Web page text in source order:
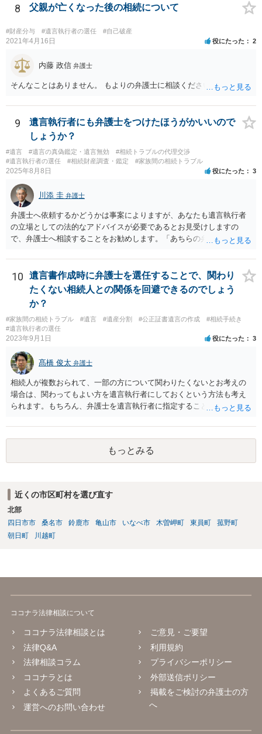
を依頼されるのも悪くはありませんが、感情的な理由が強いと思いま
8 父親が亡くなった後の相続について
#財産分与 #遺言執行者の選任 #自己破産
2021年4月16日 役にたった 2
内藤 政信 弁護士
そんなことはありません。 もよりの弁護士に相談ください。
9
遺言執行者にも弁護士をつけたほうがかいいので
しょうか？
#遺言 #遺言の真偽鑑定・遺言無効
#相続トラブルの代理交渉
#遺言執行者の選任
#相続財産調査・鑑定 #家族間の相続トラブル
2025年8月8日 役にたった 3
川添 圭 弁護士
弁護士へ依頼するかどうかは事案によりますが、あなたも遺言執行者
の立場としての法的なアドバイスが必要であるとお見受けしますの
で、弁護士へ相談することをお勧めします。「あちらの弁護士」（元
誘導しかしてこないと思います。
10
遺言書作成時に弁護士を選任することで、関わり
たくない相続人との関係を回避できるのでしょう
か？
#家族間の相続トラブル #遺言 #遺産分割 #公正証書遺言の作成
#相続手続き
#遺言執行者の選任
2023年9月1日 役にたった 3
髙橋 俊太 弁護士
相続人が複数おられて、一部の方について関わりたくないとお考えの
場合は、関わってもよい方を遺言執行者にしておくという方法も考え
られます。もちろん、弁護士を遺言執行者に指定することもできます
方に再委任の権限を付与しておくという方法もあります。 一度、弁護
士に直接ご相談されることをお勧めいたします。
もっとみる
近くの市区町村を選び直す
北部
四日市市
桑名市 鈴鹿市 亀山市 いなべ市 木曽岬町 東員町
菰野町
朝日町
川越町
ココナラ法律相談について
ココナラ法律相談とは
法律Q&A
法律相談コラム
ココナラとは
よくあるご質問
運営へのお問い合わせ
ご意見・ご要望
利用規約
プライバシーポリシー
外部送信ポリシー
掲載をご検討の弁護士の方
へ